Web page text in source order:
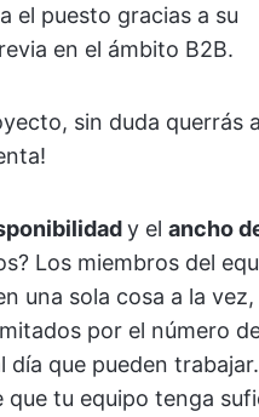
el puesto gracias a su
en el ámbito B2B.
sin duda querrás
y el ancho
Los miembros del
una sola cosa a la
por el número
día que pueden
que tu equipo tenga